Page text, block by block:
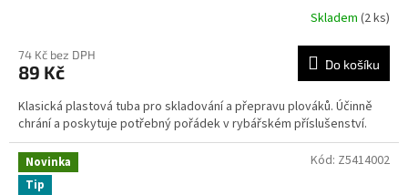
Skladem (2 ks)
74 Kč bez DPH
89 Kč Do košíku
Klasická plastová tuba pro skladování a přepravu plováků. Účinně
chrání a poskytuje potřebný pořádek v rybářském příslušenství.
Novinka
Tip
Kód: Z5414002